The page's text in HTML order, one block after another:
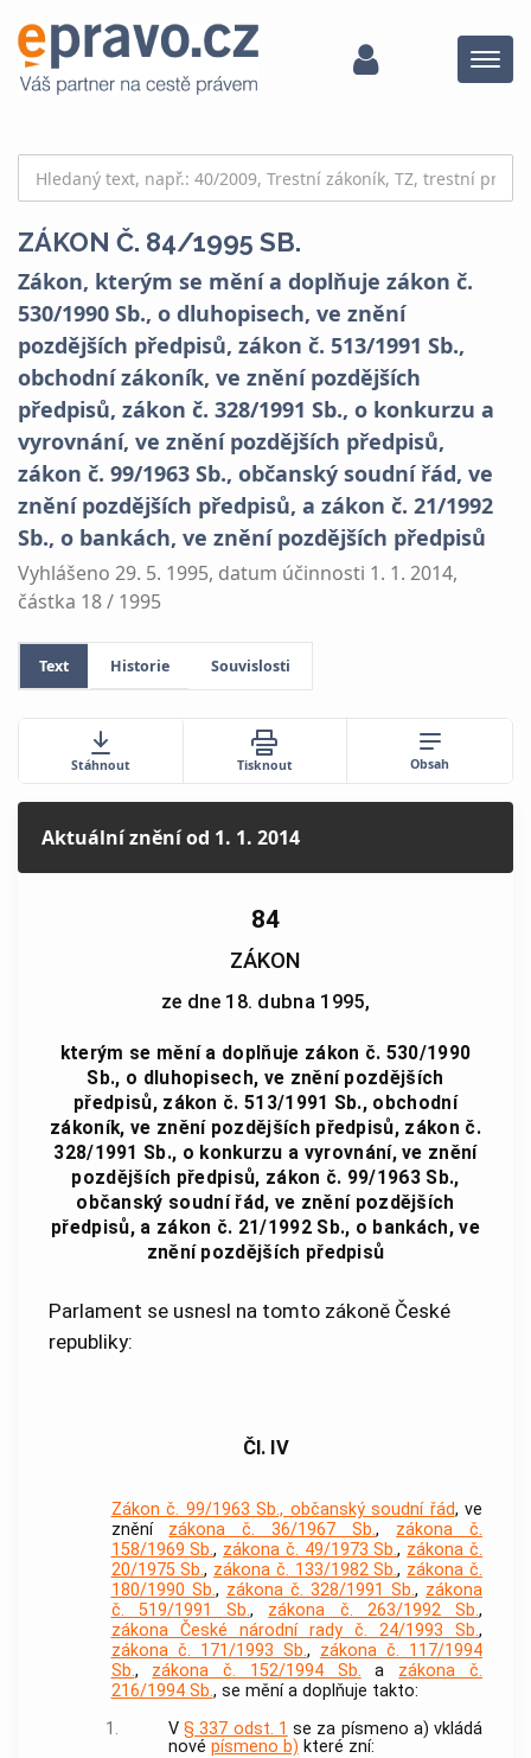
Menu
ZÁKON Č. 84/1995 SB.
Zákon, kterým se mění a doplňuje zákon č.
530/1990 Sb., o dluhopisech, ve znění
pozdějších předpisů, zákon č. 513/1991 Sb.,
obchodní zákoník, ve znění pozdějších
předpisů, zákon č. 328/1991 Sb., o konkurzu a
vyrovnání, ve znění pozdějších předpisů,
zákon č. 99/1963 Sb., občanský soudní řád, ve
znění pozdějších předpisů, a zákon č. 21/1992
Sb., o bankách, ve znění pozdějších předpisů
Vyhlášeno 29. 5. 1995, datum účinnosti 1. 1. 2014,
částka 18 / 1995
Text Historie Souvislosti
Stáhnout Tisknout Obsah
Aktuální zněníod 1. 1. 2014
84
ZÁKON
ze dne 18. dubna 1995,
kterým se mění a doplňuje zákon č. 530/1990
Sb., o dluhopisech, ve znění pozdějších
předpisů, zákon č. 513/1991 Sb., obchodní
zákoník, ve znění pozdějších předpisů, zákon č.
328/1991 Sb., o konkurzu a vyrovnání, ve znění
pozdějších předpisů, zákon č. 99/1963 Sb.,
občanský soudní řád, ve znění pozdějších
předpisů, a zákon č. 21/1992 Sb., o bankách, ve
znění pozdějších předpisů
Parlament se usnesl na tomto zákoně České
republiky:
Čl. IV
Zákon č. 99/1963 Sb., občanský soudní řád, ve
znění zákona č. 36/1967 Sb., zákona č.
158/1969 Sb., zákona č. 49/1973 Sb., zákona č.
20/1975 Sb., zákona č. 133/1982 Sb., zákona č.
180/1990 Sb., zákona č. 328/1991 Sb., zákona
č. 519/1991 Sb., zákona č. 263/1992 Sb.,
zákona České národní rady č. 24/1993 Sb.,
zákona č. 171/1993 Sb., zákona č. 117/1994
Sb., zákona č. 152/1994 Sb. a zákona č.
216/1994 Sb., se mění a doplňuje takto:
1.
V § 337 odst. 1 se za písmeno a) vkládá
nové písmeno b) které zní: